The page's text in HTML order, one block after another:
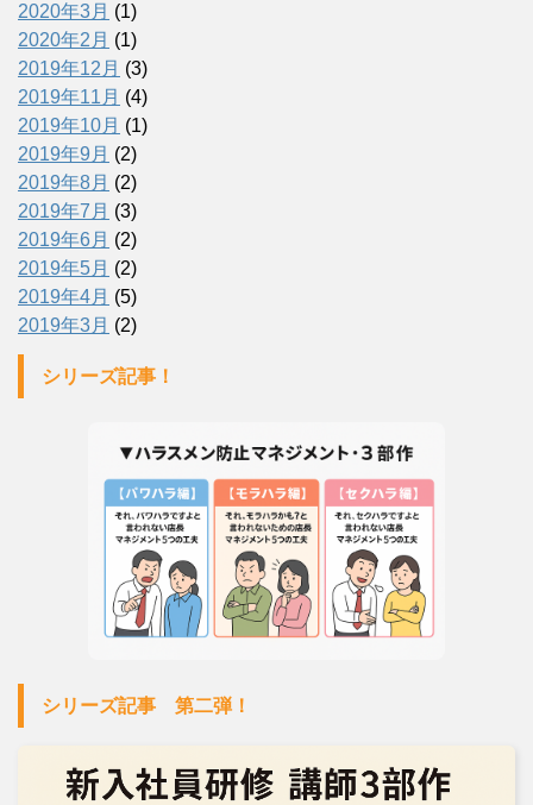
2020年3月 (1)
2020年2月 (1)
2019年12月 (3)
2019年11月 (4)
2019年10月 (1)
2019年9月 (2)
2019年8月 (2)
2019年7月 (3)
2019年6月 (2)
2019年5月 (2)
2019年4月 (5)
2019年3月 (2)
シリーズ記事！
シリーズ記事 第二弾！